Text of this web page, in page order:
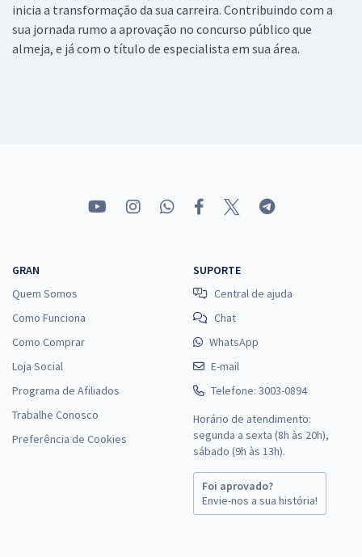
inicia a transformação da sua carreira. Contribuindo com a
sua jornada rumo a aprovação no concurso público que
almeja, e já com o título de especialista em sua área.
GRAN
Quem Somos
Como Funciona
Como Comprar
Loja Social
Programa de Afiliados
Trabalhe Conosco
Preferência de Cookies
SUPORTE
Central de ajuda
Chat
WhatsApp
E-mail
Telefone: 3003-0894
Horário de atendimento:
segunda a sexta (8h às 20h),
sábado (9h às 13h).
Foi aprovado?
Envie-nos a sua história!